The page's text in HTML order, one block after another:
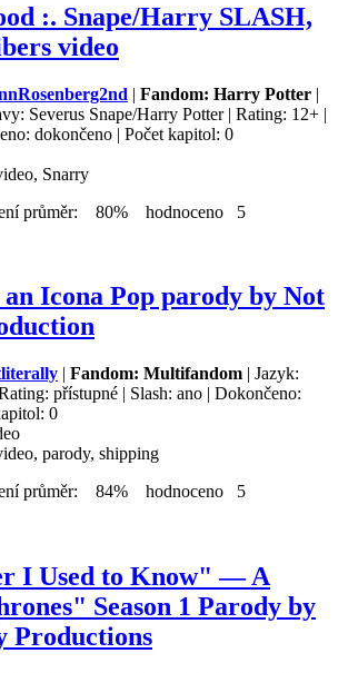
:. Snape/Harry SLASH,
video
| Fandom: Harry Potter |
Severus Snape/Harry Potter | Rating: 12+ |
dokončeno | Počet kapitol: 0
Snarry
průměr: 80% hodnoceno 5
Icona Pop parody by Not
| Fandom: Multifandom | Jazyk:
přístupné | Slash: ano | Dokončeno:
0
parody, shipping
průměr: 84% hodnoceno 5
I Used to Know" — A
Season 1 Parody by
Productions